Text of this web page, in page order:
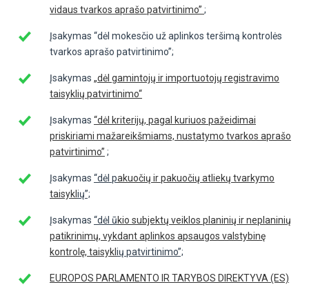
vidaus tvarkos aprašo patvirtinimo” ;
Įsakymas “dėl mokesčio už aplinkos teršimą kontrolės
tvarkos aprašo patvirtinimo”;
Įsakymas „dėl gamintojų ir importuotojų registravimo
taisyklių patvirtinimo“
Įsakymas “dėl kriterijų, pagal kuriuos pažeidimai
priskiriami mažareikšmiams, nustatymo tvarkos aprašo
patvirtinimo” ;
Įsakymas “dėl pakuočių ir pakuočių atliekų tvarkymo
taisyklių”;
Įsakymas “dėl ūkio subjektų veiklos planinių ir neplaninių
patikrinimų, vykdant aplinkos apsaugos valstybinę
kontrolę, taisyklių patvirtinimo”;
EUROPOS PARLAMENTO IR TARYBOS DIREKTYVA (ES)